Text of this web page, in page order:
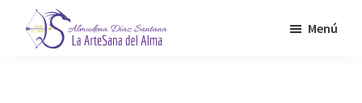
Saltar
Menú